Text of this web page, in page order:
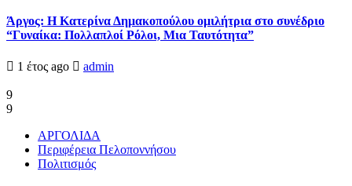
Άργος: Η Κατερίνα Δημακοπούλου ομιλήτρια στο συνέδριο
“Γυναίκα: Πολλαπλοί Ρόλοι, Μια Ταυτότητα”
1 έτος ago admin
9
9
ΑΡΓΟΛΙΔΑ
Περιφέρεια Πελοποννήσου
Πολιτισμός